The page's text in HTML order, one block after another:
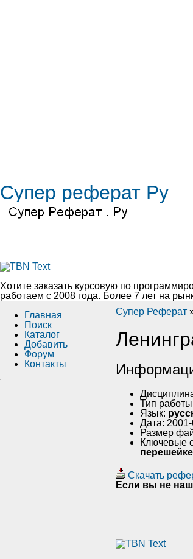
Супер реферат Ру
Хотите заказать курсовую по
работаем с 2008 года. Более 7 лет на
Супер Реферат
Тип
Язык:
Дата:
Размер
Ключевые
Скачать
Если вы не
Главная
Поиск
Каталог
Добавить
Форум
Контакты